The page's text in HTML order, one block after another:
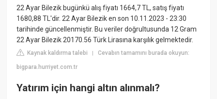
22 Ayar Bilezik bugünkü alış fiyatı 1664,7 TL, satış fiyatı
1680,88 TL'dir. 22 Ayar Bilezik en son 10.11.2023 - 23:30
tarihinde güncellenmiştir. Bu veriler doğrultusunda 12 Gram
22 Ayar Bilezik 20170.56 Türk Lirasına karşılık gelmektedir.
Kaynak kaldırma talebi |Cevabın tamamını burada okuyun:
bigpara.hurriyet.com.tr
Yatırım için hangi altın alınmalı?